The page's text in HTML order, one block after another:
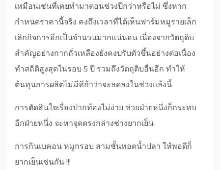
เหมือนเช่นที่เคยทำมาตอนช่วงปีกว่าหรือไม่ ซึ่งหาก
กำหนดราคานี้จริง คงถึงเวลาที่ได้เห็นฟาร์มหมูรายเล็ก
เลิกกิจการอีกเป็นจำนวนมากแน่นอน เนื่องจากวัตถุดิบ
สำคัญอย่างกากถั่วเหลืองยังคงปรับตัวขึ้นอย่างต่อเนื่อง
ทำสถิติสูงสุดในรอบ 5 ปี รวมถึงวัตถุดิบอื่นอีก ทำให้
ต้นทุนการผลิตไม่มีทีถ้าว่าจะลดลงในช่วงแล้งนี้
การตัดสินใจเรื่องปากท้องไม่ง่าย ช่วยฝ่ายหนึ่งก็กระทบ
อีกฝ่ายหนึ่ง จะหาจุดตรงกล่างช่างยากเย็น
การกินเบคอน หมูกรอบ สามชั้นทอดน้ำปลา ให้พอดีก็
ยากเย็นเช่นกัน !!!